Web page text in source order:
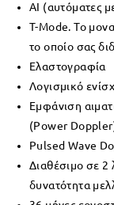
AI (αυτόματες
T-Mode. Το
το οποίο σας
Ελαστογραφία
Λογισμικό
Εμφάνιση
(Power
Pulsed Wave
Διαθέσιμο σε 2
δυνατότητα